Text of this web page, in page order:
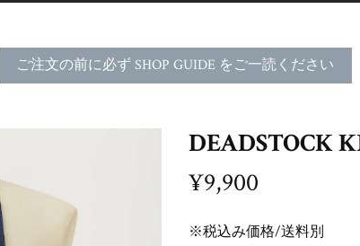
ご注文の前に必ず SHOP GUIDE をご一読ください
DEADSTOCK
¥9,900
※税込み価格/送料別